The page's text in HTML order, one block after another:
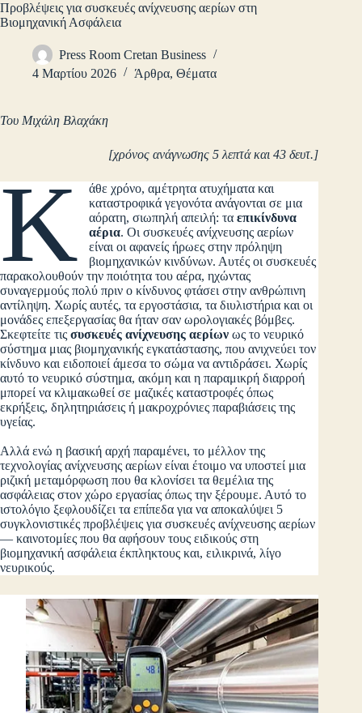
Προβλέψεις για συσκευές ανίχνευσης αερίων στη
Βιομηχανική Ασφάλεια
Press Room Cretan Business
4 Μαρτίου 2026
Άρθρα, Θέματα
Του Μιχάλη Βλαχάκη
[χρόνος ανάγνωσης 5 λεπτά και 43 δευτ.]
Κ
άθε χρόνο, αμέτρητα ατυχήματα και
καταστροφικά γεγονότα ανάγονται σε μια
αόρατη, σιωπηλή απειλή: ταεπικίνδυνα
αέρια. Οι συσκευές ανίχνευσης αερίων
είναι οι αφανείς ήρωες στην πρόληψη
βιομηχανικών κινδύνων. Αυτές οι συσκευές
παρακολουθούν την ποιότητα του αέρα, ηχώντας
συναγερμούς πολύ πριν ο κίνδυνος φτάσει στην ανθρώπινη
αντίληψη. Χωρίς αυτές, τα εργοστάσια, τα διυλιστήρια και οι
μονάδες επεξεργασίας θα ήταν σαν ωρολογιακές βόμβες.
Σκεφτείτε τις συσκευές ανίχνευσης αερίων ως το νευρικό
σύστημα μιας βιομηχανικής εγκατάστασης, που ανιχνεύει τον
κίνδυνο και ειδοποιεί άμεσα το σώμα να αντιδράσει. Χωρίς
αυτό το νευρικό σύστημα, ακόμη και η παραμικρή διαρροή
μπορεί να κλιμακωθεί σε μαζικές καταστροφές όπως
εκρήξεις, δηλητηριάσεις ή μακροχρόνιες παραβιάσεις της
υγείας.
Αλλά ενώ η βασική αρχή παραμένει, το μέλλον της
τεχνολογίας ανίχνευσης αερίων είναι έτοιμο να υποστεί μια
ριζική μεταμόρφωση που θα κλονίσει τα θεμέλια της
ασφάλειας στον χώρο εργασίας όπως την ξέρουμε. Αυτό το
ιστολόγιο ξεφλουδίζει τα επίπεδα για να αποκαλύψει 5
συγκλονιστικές προβλέψεις για συσκευές ανίχνευσης αερίων
— καινοτομίες που θα αφήσουν τους ειδικούς στη
βιομηχανική ασφάλεια έκπληκτους και, ειλικρινά, λίγο
νευρικούς.